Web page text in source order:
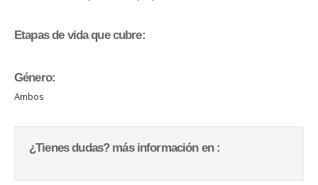
Etapas de vida que cubre:
Género:
Ambos
¿Tienes dudas? más información en :